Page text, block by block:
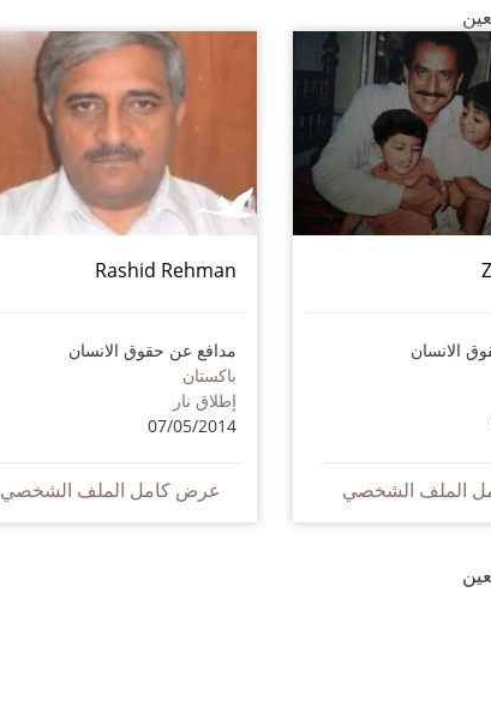
الانسان
الملف الشخصي
Rashid Rehman
مدافع عن حقوق الانسان
باكستان
إطلاق نار
07/05/2014
عرض كامل الملف الشخصي